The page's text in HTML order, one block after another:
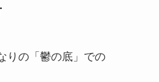
りの「鬱の底」での